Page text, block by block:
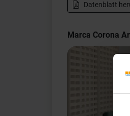
Datenblatt
Marca Corona